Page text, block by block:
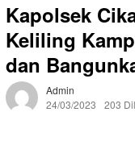
Kapolsek
Keliling
dan
Admin
24/03/2023
203